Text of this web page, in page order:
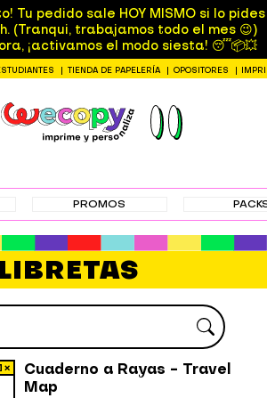
Tu pedido sale HOY MISMO si lo pides
(Tranqui, trabajamos todo el mes 😉)
¡activamos el modo siesta! 😴📦💥
TIENDA DE PAPELERÍA OPOSITORES
PROMOS
LIBRETAS
Cuaderno a Rayas - Travel
Map